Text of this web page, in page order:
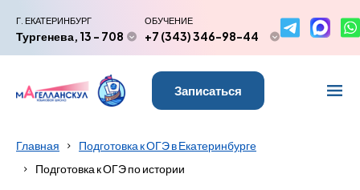
Г. ЕКАТЕРИНБУРГ
Тургенева, 13 - 708
ОБУЧЕНИЕ
+7 (343) 346-98-44
Записаться
Главная
Подготовка к ОГЭ в Екатеринбурге
Подготовка к ОГЭ по истории